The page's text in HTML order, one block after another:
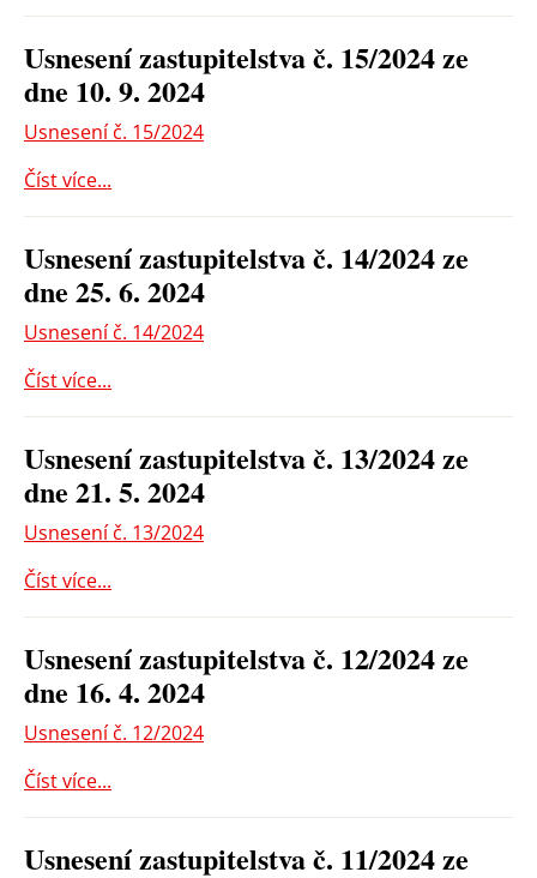
Usnesení zastupitelstva č. 15/2024 ze
dne 10. 9. 2024
Usnesení č. 15/2024
Číst více...
Usnesení zastupitelstva č. 14/2024 ze
dne 25. 6. 2024
Usnesení č. 14/2024
Číst více...
Usnesení zastupitelstva č. 13/2024 ze
dne 21. 5. 2024
Usnesení č. 13/2024
Číst více...
Usnesení zastupitelstva č. 12/2024 ze
dne 16. 4. 2024
Usnesení č. 12/2024
Číst více...
Usnesení zastupitelstva č. 11/2024 ze